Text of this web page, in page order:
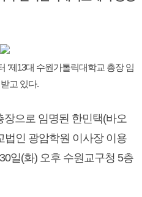
‘제13대 수원가톨릭대학교 총장 임
받고 있다.
으로 임명된 한민택(바오
법인 광암학원 이사장 이용
일(화) 오후 수원교구청 5층